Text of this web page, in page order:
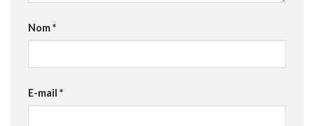
Nom*
E-mail *